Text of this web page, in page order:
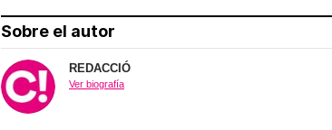
Sobre el autor
REDACCIÓ
Ver biografía